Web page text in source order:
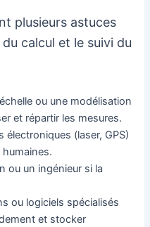
plusieurs astuces
calcul et le suivi du
ou une modélisation
et répartir les mesures.
électroniques (laser, GPS)
ou un ingénieur si la
ou logiciels spécialisés
et stocker